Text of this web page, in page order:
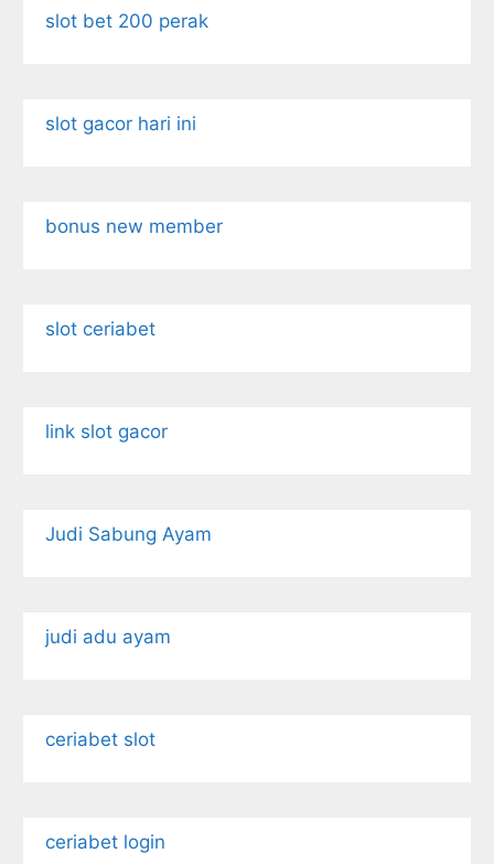
slot bet 200 perak
slot gacor hari ini
bonus new member
slot ceriabet
link slot gacor
Judi Sabung Ayam
judi adu ayam
ceriabet slot
ceriabet login